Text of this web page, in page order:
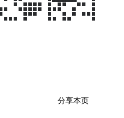
分享本页